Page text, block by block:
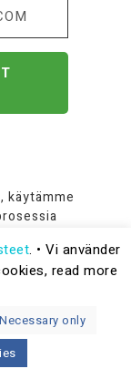
käytämme
. • Vi använder
read more
only